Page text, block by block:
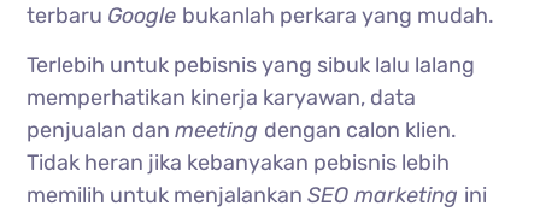
terbaru Google bukanlah perkara yang mudah.
Terlebih untuk pebisnis yang sibuk lalu lalang
memperhatikan kinerja karyawan, data
penjualan danmeeting dengan calon klien.
Tidak heran jika kebanyakan pebisnis lebih
memilih untuk menjalankanSEO marketing ini